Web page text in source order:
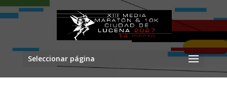
Seleccionar página